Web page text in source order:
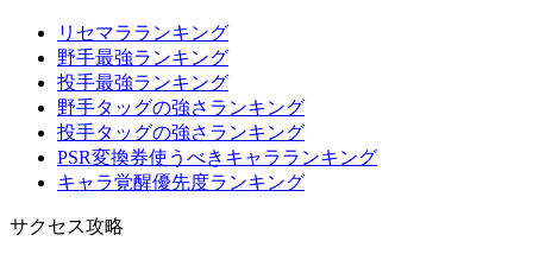
リセマラランキング
野手最強ランキング
投手最強ランキング
野手タッグの強さランキング
投手タッグの強さランキング
PSR変換券使うべきキャラランキング
キャラ覚醒優先度ランキング
サクセス攻略